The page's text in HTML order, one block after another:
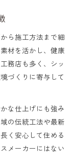
ら施工方法まで細
材を活かし、健康
務店も多く、シッ
づくりに寄与して
な仕上げにも強み
の伝統工法や最新
く安心して住める
メーカーにはない